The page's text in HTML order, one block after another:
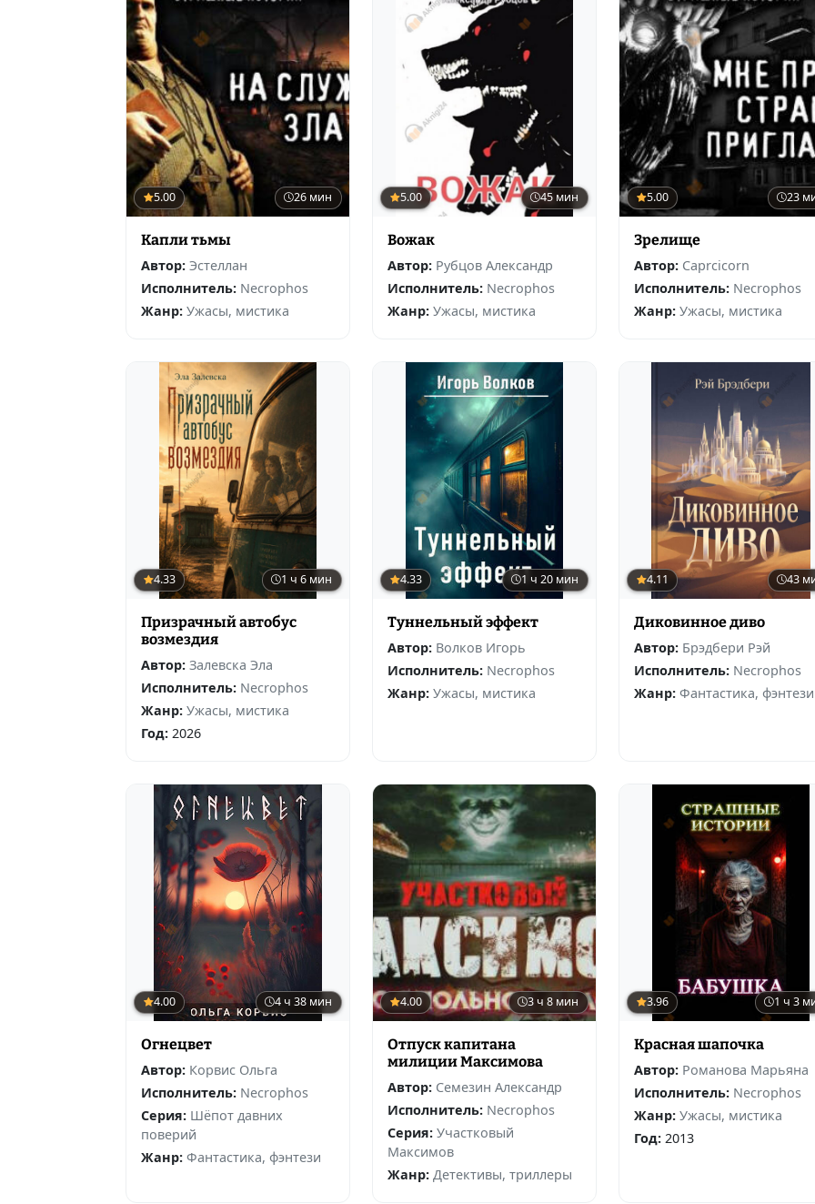
5.00 26 мин
Капли тьмы
Автор: Эстеллан
Исполнитель: Necrophos
Жанр: Ужасы, мистика
5.00 45 мин
Вожак
Автор: Рубцов Александр
Исполнитель: Necrophos
Жанр: Ужасы, мистика
5.00 23
Зрелище
Автор: Caprcicorn
Исполнитель: Necrophos
Жанр: Ужасы, мистика
4.33 1 ч 6 мин
Призрачный автобус
возмездия
Автор: Залевска Эла
Исполнитель: Necrophos
Жанр: Ужасы, мистика
Год: 2026
4.33 1 ч 20 мин
Туннельный эффект
Автор: Волков Игорь
Исполнитель: Necrophos
Жанр: Ужасы, мистика
4.11 43
Диковинное диво
Автор: Брэдбери Рэй
Исполнитель: Necrophos
Жанр: Фантастика, фэнтези
4.00 4 ч 38 мин
Огнецвет
Автор: Корвис Ольга
Исполнитель: Necrophos
Серия: Шёпот давних
поверий
Жанр: Фантастика, фэнтези
4.00 3 ч 8 мин
Отпуск капитана
милиции Максимова
Автор: Семезин Александр
Исполнитель: Necrophos
Серия: Участковый
Максимов
Жанр: Детективы, триллеры
3.96 1 ч 3
Красная шапочка
Автор: Романова Марьяна
Исполнитель: Necrophos
Жанр: Ужасы, мистика
Год:2013